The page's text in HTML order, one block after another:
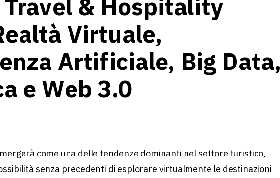
& Hospitality
Virtuale,
Artificiale, Big Data,
e Web 3.0
come una delle tendenze dominanti nel settore turistico,
senza precedenti di esplorare virtualmente le destinazioni